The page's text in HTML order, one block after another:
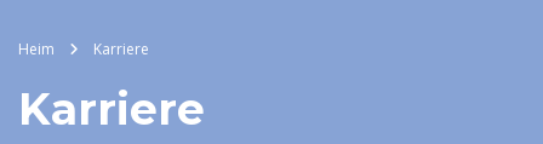
Heim Karriere
Karriere